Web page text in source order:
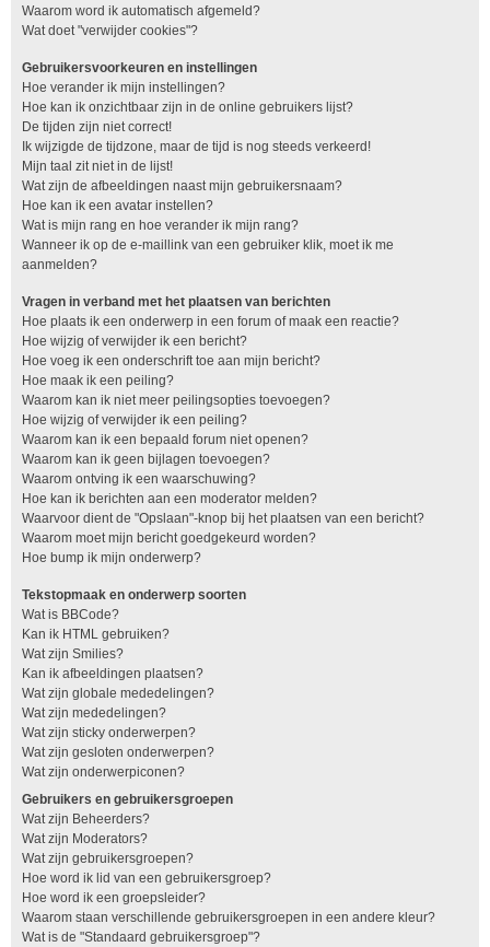
Waarom word ik automatisch afgemeld?
Wat doet "verwijder cookies"?
Gebruikersvoorkeuren en instellingen
Hoe verander ik mijn instellingen?
Hoe kan ik onzichtbaar zijn in de online gebruikers lijst?
De tijden zijn niet correct!
Ik wijzigde de tijdzone, maar de tijd is nog steeds verkeerd!
Mijn taal zit niet in de lijst!
Wat zijn de afbeeldingen naast mijn gebruikersnaam?
Hoe kan ik een avatar instellen?
Wat is mijn rang en hoe verander ik mijn rang?
Wanneer ik op de e-maillink van een gebruiker klik, moet ik me
aanmelden?
Vragen in verband met het plaatsen van berichten
Hoe plaats ik een onderwerp in een forum of maak een reactie?
Hoe wijzig of verwijder ik een bericht?
Hoe voeg ik een onderschrift toe aan mijn bericht?
Hoe maak ik een peiling?
Waarom kan ik niet meer peilingsopties toevoegen?
Hoe wijzig of verwijder ik een peiling?
Waarom kan ik een bepaald forum niet openen?
Waarom kan ik geen bijlagen toevoegen?
Waarom ontving ik een waarschuwing?
Hoe kan ik berichten aan een moderator melden?
Waarvoor dient de "Opslaan"-knop bij het plaatsen van een bericht?
Waarom moet mijn bericht goedgekeurd worden?
Hoe bump ik mijn onderwerp?
Tekstopmaak en onderwerp soorten
Wat is BBCode?
Kan ik HTML gebruiken?
Wat zijn Smilies?
Kan ik afbeeldingen plaatsen?
Wat zijn globale mededelingen?
Wat zijn mededelingen?
Wat zijn sticky onderwerpen?
Wat zijn gesloten onderwerpen?
Wat zijn onderwerpiconen?
Gebruikers en gebruikersgroepen
Wat zijn Beheerders?
Wat zijn Moderators?
Wat zijn gebruikersgroepen?
Hoe word ik lid van een gebruikersgroep?
Hoe word ik een groepsleider?
Waarom staan verschillende gebruikersgroepen in een andere kleur?
Wat is de "Standaard gebruikersgroep"?